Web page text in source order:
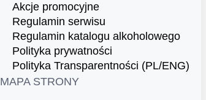
Akcje promocyjne
Regulamin serwisu
Regulamin katalogu alkoholowego
Polityka prywatności
Polityka Transparentności (PL/ENG)
MAPA STRONY